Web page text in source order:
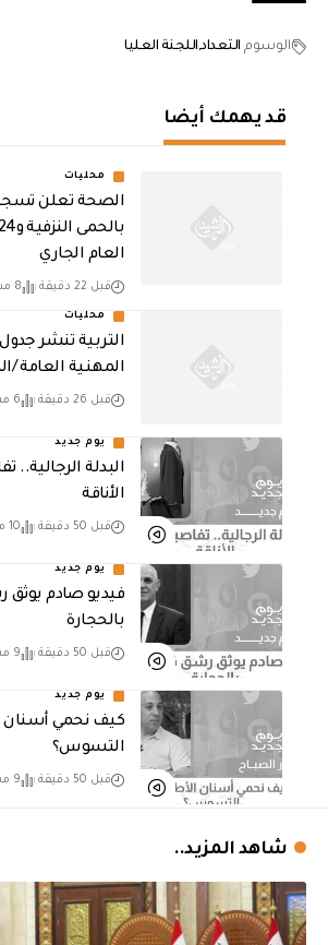
الوسوم التعداد اللجنة العليا
قد يهمك أيضا
محليات
العام الجاري
قبل 22 دقيقة 8 مشاهدات
محليات
التربية تنشر
المهنية العامة /
قبل 26 دقيقة 6 مشاهدات
يوم جديد
البدلة الرجالية..
الأناقة
قبل 50 دقيقة 10 مشاهدات
يوم جديد
فيديو صادم يوثق
بالحجارة
قبل 50 دقيقة 9 مشاهدات
يوم جديد
كيف نحمي أسنان
التسوس؟
قبل 50 دقيقة 9 مشاهدات
شاهد المزيد..